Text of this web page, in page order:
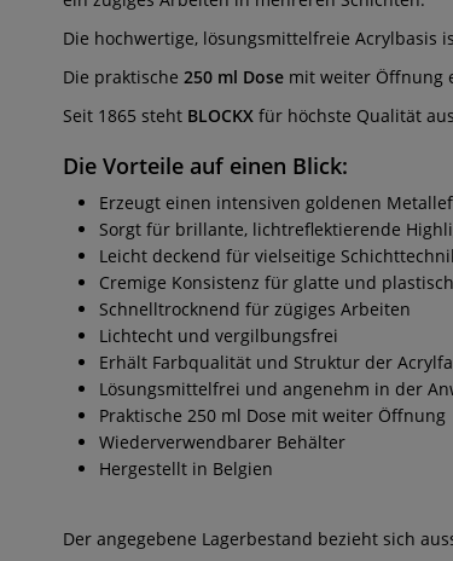
Die hochwertige, lösungsmittelfreie
Die praktische 250 ml Dose mit weiter Öffnung
Seit 1865 steht BLOCKX für höchste Qualität
Die Vorteile auf einen Blick:
Erzeugt einen intensiven goldenen
Sorgt für brillante, lichtreflektierende
Leicht deckend für vielseitige
Cremige Konsistenz für glatte und
Schnelltrocknend für zügiges Arbeiten
Lichtecht und vergilbungsfrei
Erhält Farbqualität und Struktur der
Lösungsmittelfrei und angenehm in der
Praktische 250 ml Dose mit weiter Öffnung
Wiederverwendbarer Behälter
Hergestellt in Belgien
Der angegebene Lagerbestand bezieht sich